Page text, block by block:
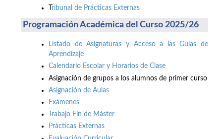
ribunal de Prácticas Externas
Programación Académica del Curso 2025/26
Listado de Asignaturas y Acceso a las Guías de
Aprendizaje
Calendario Escolar y Horarios de Clase
Asignación de grupos a los alumnos de primer curso
Asignación de Aulas
Exámenes
Trabajo Fin de Máster
Prácticas Externas